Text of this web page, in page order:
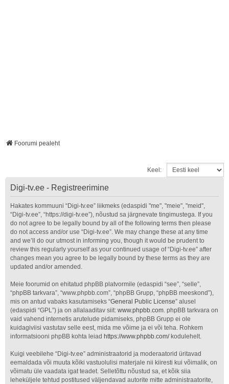
Foorumi pealeht
Keel:
Digi-tv.ee - Registreerimine
Hakates kommuuni “Digi-tv.ee” liikmeks (edaspidi "me", "meie", "meid",
“Digi-tv.ee”, “https://digi-tv.ee”), nõustud sa järgnevate tingimustega. If you
do not agree to be legally bound by all of the following terms then please
do not access and/or use “Digi-tv.ee”. We may change these at any time
and we’ll do our utmost in informing you, though it would be prudent to
review this regularly yourself as your continued usage of “Digi-tv.ee” after
changes mean you agree to be legally bound by these terms as they are
updated and/or amended.
Meie foorumid on ehitatud phpBB platvormile (edaspidi “see”, “selle”,
“phpBB tarkvara”, “www.phpbb.com”, “phpBB Grupp, “phpBB meeskond”),
mis on antud vabaks kasutamiseks “General Public License” alusel
(edaspidi “GPL”) ja on allalaaditav siit: www.phpbb.com. phpBB tarkvara on
vaid vahend internetis arutelude pidamiseks, phpBB Grupp ei ole
kuidagiviisi vastutav selle eest, mida me võime ja ei või teha. Rohkem
informatsiooni phpBB kohta leiad https://www.phpbb.com/kodulehelt.
Kuigi veebilehe “Digi-tv.ee” administraatorid ja moderaatorid üritavad
eemaldada või muuta kõiki vastuolulisi materjale nii kiiresti kui võimalik, on
võimatu üle vaadata igat teadet. Selletõttu nõustud sa, et kõik siia
leheküljele tehtud postitused väljendavad autorite mitte administraatorite,